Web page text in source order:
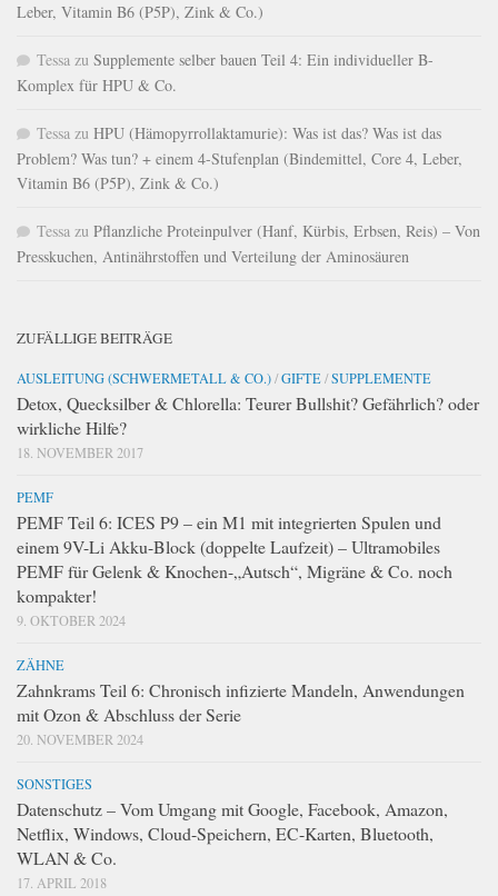
Leber, Vitamin B6 (P5P), Zink & Co.)
Tessa zu Supplemente selber bauen Teil 4: Ein individueller B-
Komplex für HPU & Co.
Tessa zu HPU (Hämopyrrollaktamurie): Was ist das? Was ist das
Problem? Was tun? + einem 4-Stufenplan (Bindemittel, Core 4, Leber,
Vitamin B6 (P5P), Zink & Co.)
Tessa zu Pflanzliche Proteinpulver (Hanf, Kürbis, Erbsen, Reis) – Von
Presskuchen, Antinährstoffen und Verteilung der Aminosäuren
ZUFÄLLIGE BEITRÄGE
AUSLEITUNG (SCHWERMETALL & CO.)/GIFTE/SUPPLEMENTE
Detox, Quecksilber & Chlorella: Teurer Bullshit? Gefährlich? oder
wirkliche Hilfe?
18. NOVEMBER 2017
PEMF
PEMF Teil 6: ICES P9 – ein M1 mit integrierten Spulen und
einem 9V-Li Akku-Block (doppelte Laufzeit) – Ultramobiles
PEMF für Gelenk & Knochen-„Autsch“, Migräne & Co. noch
kompakter!
9. OKTOBER 2024
ZÄHNE
Zahnkrams Teil 6: Chronisch infizierte Mandeln, Anwendungen
mit Ozon & Abschluss der Serie
20. NOVEMBER 2024
SONSTIGES
Datenschutz – Vom Umgang mit Google, Facebook, Amazon,
Netflix, Windows, Cloud-Speichern, EC-Karten, Bluetooth,
WLAN & Co.
17. APRIL 2018